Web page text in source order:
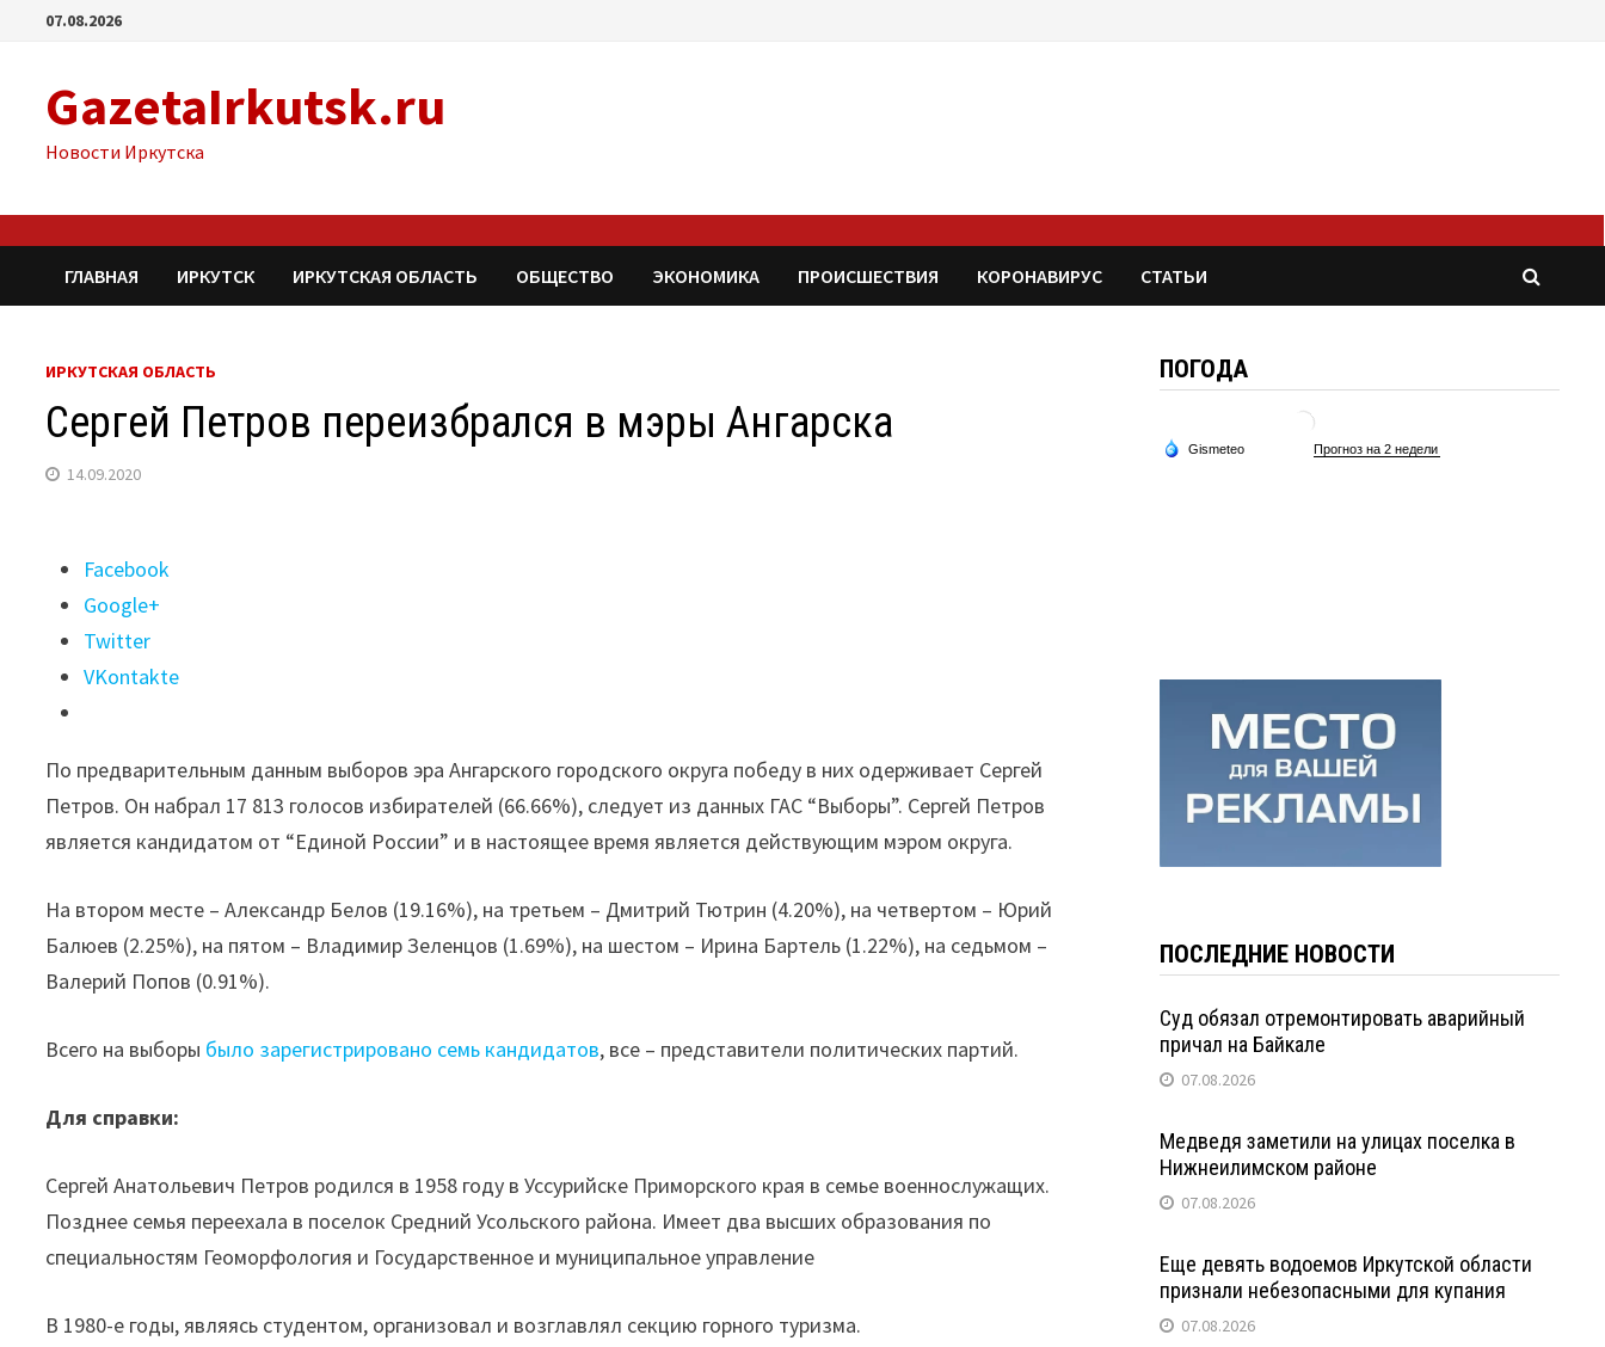
Перейти07.08.2026
GazetaIrkutsk.ru
Новости Иркутска
ГЛАВНАЯ ИРКУТСК ИРКУТСКАЯ ОБЛАСТЬ ОБЩЕСТВО ЭКОНОМИКА ПРОИСШЕСТВИЯ КОРОНАВИРУС СТАТЬИ
ИРКУТСКАЯ ОБЛАСТЬ
Сергей Петров переизбрался в мэры Ангарска
14.09.2020
Поделиться
"Сергей
Петров
переизбрался
Ангарска"
Facebook
Google+
Twitter
VKontakte
По предварительным данным выборов эра Ангарского городского округа победу в них одерживает Сергей
Петров. Он набрал 17 813 голосов избирателей (66.66%), следует из данных ГАС “Выборы”. Сергей Петров
является кандидатом от “Единой России” и в настоящее время является действующим мэром округа.
На втором месте – Александр Белов (19.16%), на третьем – Дмитрий Тютрин (4.20%), на четвертом – Юрий
Балюев (2.25%), на пятом – Владимир Зеленцов (1.69%), на шестом – Ирина Бартель (1.22%), на седьмом –
Валерий Попов (0.91%).
Всего на выборы было зарегистрировано семь кандидатов, все – представители политических партий.
Для справки:
Сергей Анатольевич Петров родился в 1958 году в Уссурийске Приморского края в семье военнослужащих.
Позднее семья переехала в поселок Средний Усольского района. Имеет два высших образования по
специальностям Геоморфология и Государственное и муниципальное управление
В 1980-е годы, являясь студентом, организовал и возглавлял секцию горного туризма.
ПОГОДА
ПОСЛЕДНИЕ НОВОСТИ
Суд обязал отремонтировать аварийный
причал на Байкале
07.08.2026
Медведя заметили на улицах поселка в
Нижнеилимском районе
07.08.2026
Еще девять водоемов Иркутской области
признали небезопасными для купания
07.08.2026